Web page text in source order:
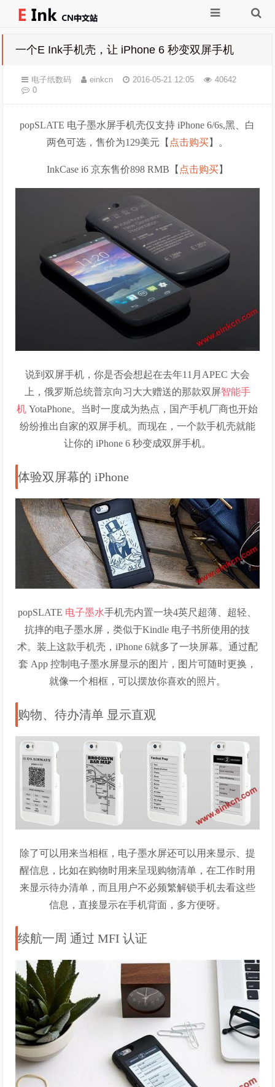
一个E Ink手机壳，让 iPhone 6 秒变双屏手机
电子纸数码 einkcn 2016-05-21 12:05
40642
0
popSLATE 电子墨水屏手机壳仅支持 iPhone 6/6s,黑、白
两色可选，售价为129美元【 点击购买】。
InkCase i6 京东售价898 RMB【 点击购买】
说到双屏手机，你是否会想起在去年11月APEC 大会
上，俄罗斯总统普京向习大大赠送的那款双屏智能手
机 YotaPhone。当时一度成为热点，国产手机厂商也开始
纷纷推出自家的双屏手机。而现在，一个款手机壳就能
让你的 iPhone 6 秒变成双屏手机。
体验双屏幕的 iPhone
popSLATE 电子墨水手机壳内置一块4英尺超薄、超轻、
抗摔的电子墨水屏，类似于Kindle 电子书所使用的技
术。装上这款手机壳，iPhone 6就多了一块屏幕。通过配
套 App 控制电子墨水屏显示的图片，图片可随时更换，
就像一个相框，可以摆放你喜欢的照片。
购物、待办清单 显示直观
除了可以用来当相框，电子墨水屏还可以用来显示、提
醒信息，比如在购物时用来呈现购物清单，在工作时用
来显示待办清单，而且用户不必频繁解锁手机去看这些
信息，直接显示在手机背面，多方便呀。
续航一周 通过 MFI 认证